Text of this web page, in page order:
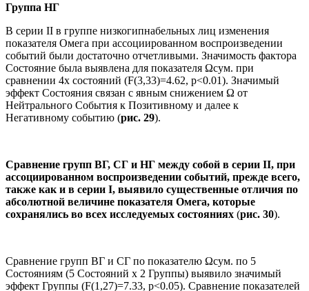
Группа НГ
В серии II в группе низкогипнабельных лиц изменения
показателя Омега при ассоциированном воспроизведении
событий были достаточно отчетливыми. Значимость фактора
Состояние была выявлена для показателя Ωсум. при
сравнении 4х состояний (F(3,33)=4.62, p<0.01). Значимый
эффект Состояния связан с явным снижением Ω от
Нейтрального События к Позитивному и далее к
Негативному событию (рис. 29).
Сравнение групп ВГ, СГ и НГ между собой в серии II, при
ассоциированном воспроизведении событий, прежде всего,
также как и в серии I, выявило существенные отличия по
абсолютной величине показателя Омега, которые
сохранялись во всех исследуемых состояниях (рис. 30).
Сравнение групп ВГ и СГ по показателю Ωсум. по 5
Состояниям (5 Состояний х 2 Группы) выявило значимый
эффект Группы (F(1,27)=7.33, p<0.05). Сравнение показателей